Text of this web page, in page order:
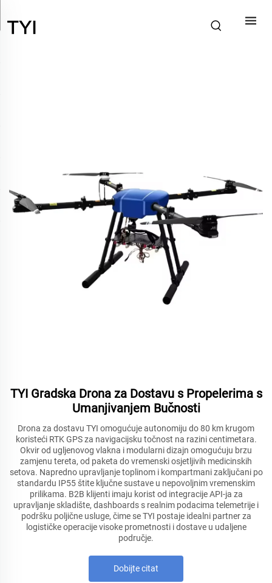
TYI Gradska Drona za Dostavu s Propelerima s
Umanjivanjem Bučnosti
Drona za dostavu TYI omogućuje autonomiju do 80 km krugom
koristeći RTK GPS za navigacijsku točnost na razini centimetara.
Okvir od ugljenovog vlakna i modularni dizajn omogućuju brzu
zamjenu tereta, od paketa do vremenski osjetljivih medicinskih
setova. Napredno upravljanje toplinom i kompartmani zaključani po
standardu IP55 štite ključne sustave u nepovoljnim vremenskim
prilikama. B2B klijenti imaju korist od integracije API-ja za
upravljanje skladište, dashboards s realnim podacima telemetrije i
podršku poljične usluge, čime se TYI postaje idealni partner za
logističke operacije visoke prometnosti i dostave u udaljene
područje.
Dobijte citat